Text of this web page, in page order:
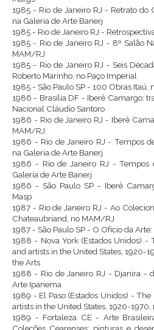
1985 - Rio de Janeiro RJ - Retrato do
na Galeria de Arte Banerj
1985 - Rio de Janeiro RJ -
1985 - Rio de Janeiro RJ - 8º Salão
MAM/RJ
1985 - Rio de Janeiro RJ - Seis
Roberto Marinho, no Paço Imperial
1985 - São Paulo SP - 100 Obras Itaú,
1986 - Brasília DF - Iberê Camargo:
Nacional Cláudio Santoro
1986 - Rio de Janeiro RJ - Iberê
MAM/RJ
1986 - Rio de Janeiro RJ - Tempos
na Galeria de Arte Banerj
1986 - Rio de Janeiro RJ - Tempos
Galeria de Arte Banerj
1986 - São Paulo SP - Iberê
Masp
1987 - Rio de Janeiro RJ - Ao
Chateaubriand, no MAM/RJ
1987 - São Paulo SP - O Ofício da
1988 - Nova York (Estados Unidos) -
and artists in the United States, 1920-
the Arts
1988 - Rio de Janeiro RJ - Djanira -
Arte Ipanema
1989 - El Paso (Estados Unidos) -
artists in the United States, 1920-1970,
1989 - Fortaleza CE - Arte